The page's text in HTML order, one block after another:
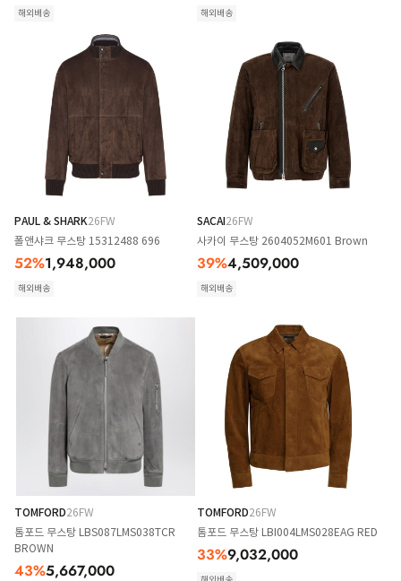
해외배송 해외배송
PAUL & SHARK26FW
폴앤샤크 무스탕 15312488 696
52%1,948,000
해외배송
SACAI26FW
사카이 무스탕 2604052M601 Brown
39%4,509,000
해외배송
TOMFORD26FW
톰포드 무스탕 LBS087LMS038TCR
BROWN
43%5,667,000
TOMFORD26FW
톰포드 무스탕 LBI004LMS028EAG RED
33%9,032,000